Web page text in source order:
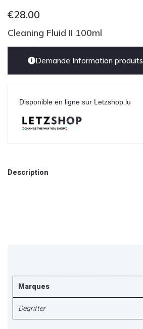
€28.00
Cleaning Fluid II 100ml
Demande Information produits
Disponible en ligne sur Letzshop.lu
Description
Marques
Degritter